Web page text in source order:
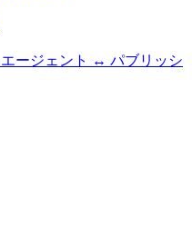
ージェント ↔ パブリッシ